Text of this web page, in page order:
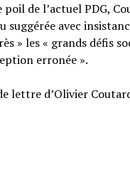
poil de l’actuel PDG,
suggérée avec
» les « grands défis
erronée ».
lettre d’Olivier